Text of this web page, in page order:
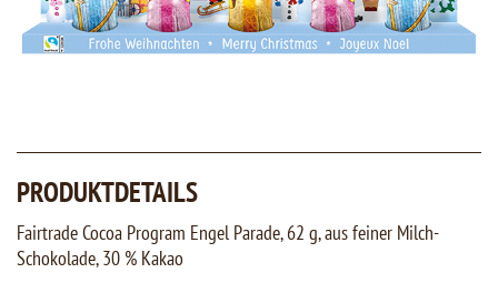
PRODUKTDETAILS
Fairtrade Cocoa Program Engel Parade, 62 g, aus feiner Milch-
Schokolade, 30 % Kakao